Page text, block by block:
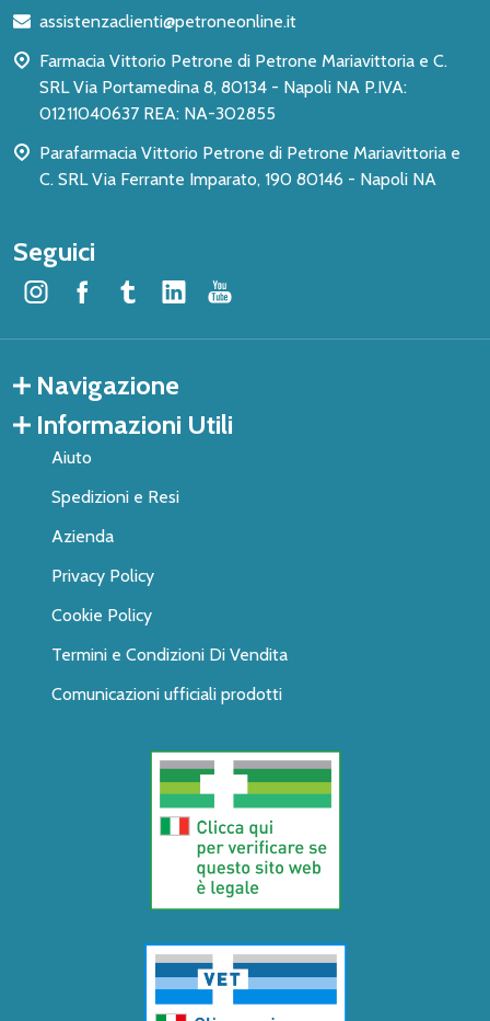
pagina
assistenzaclienti@petroneonline.it
Farmacia Vittorio Petrone di Petrone Mariavittoria e C.
SRL Via Portamedina 8, 80134 - Napoli NA P.IVA:
01211040637 REA: NA-302855
Parafarmacia Vittorio Petrone di Petrone Mariavittoria e
C. SRL Via Ferrante Imparato, 190 80146 - Napoli NA
Seguici
Navigazione
Informazioni Utili
Aiuto
Spedizioni e Resi
Azienda
Privacy Policy
Cookie Policy
Termini e Condizioni Di Vendita
Comunicazioni ufficiali prodotti